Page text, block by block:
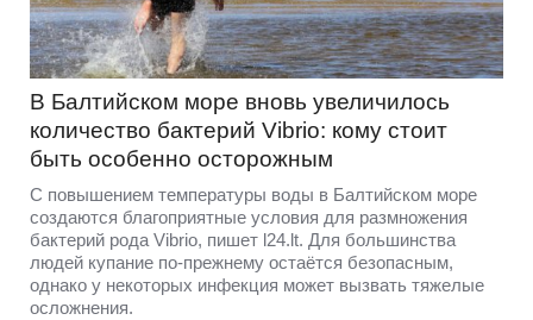
В Балтийском море вновь увеличилось
количество бактерий Vibrio: кому стоит
быть особенно осторожным
С повышением температуры воды в Балтийском море
создаются благоприятные условия для размножения
бактерий рода Vibrio, пишет l24.lt. Для большинства
людей купание по-прежнему остаётся безопасным,
однако у некоторых инфекция может вызвать тяжелые
осложнения.